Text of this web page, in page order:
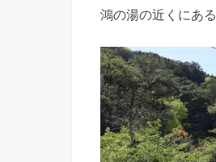
鴻の湯の近くにある